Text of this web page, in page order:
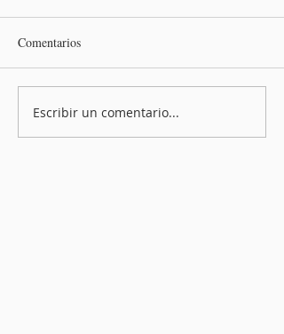
Comentarios
Escribir un comentario...